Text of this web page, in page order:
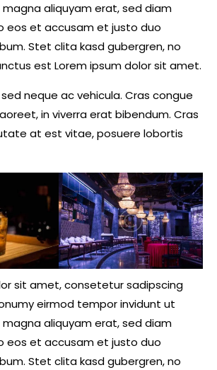
aliquyam erat, sed diam
eos et accusam et justo duo
Stet clita kasd gubergren, no
est Lorem ipsum dolor sit amet.
neque ac vehicula. Cras congue
in viverra erat bibendum. Cras
at est vitae, posuere lobortis
sit amet, consetetur sadipscing
eirmod tempor invidunt ut
aliquyam erat, sed diam
eos et accusam et justo duo
Stet clita kasd gubergren, no